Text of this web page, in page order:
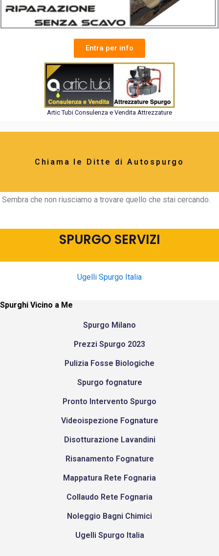
Entra per info
Artic Tubi Consulenza e Vendita Attrezzature
Chiama le Ditte di Autospurgo
Sembra che non riusciamo a trovare quello che stai cercando.
SPURGO SERVIZI
Ugelli Spurgo Italia
Spurghi Vicino a Me
Spurgo Milano
Prezzi Spurgo 2023
Pulizia Fosse Biologiche
Spurgo fognature
Pronto Intervento Spurgo
Videoispezione Fognature
Disotturazione Lavandini
Risanamento Fognature
Mappatura Rete Fognaria
Collaudo Rete Fognaria
Noleggio Bagni Chimici
Ugelli Spurgo Italia